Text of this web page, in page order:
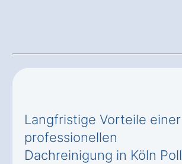
Langfristige Vorteile einer
professionellen
Dachreinigung in Köln Poll